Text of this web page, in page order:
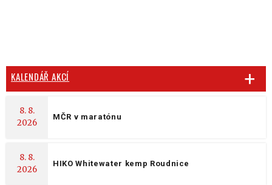
KALENDÁŘ AKCÍ
8. 8.
2026
MČR v maratónu
8. 8.
2026
HIKO Whitewater kemp Roudnice